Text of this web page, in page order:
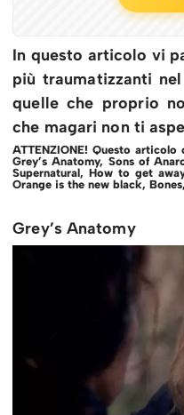
In questo articolo vi
più traumatizzanti
quelle che proprio
che magari non ti
ATTENZIONE! Questo
Grey’s Anatomy, Sons of
Supernatural, How to get
Orange is the new black,
Grey’s Anatomy